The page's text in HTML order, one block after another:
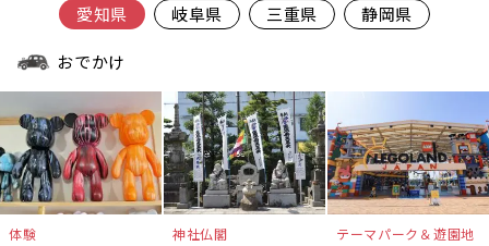
愛知県 岐阜県 三重県 静岡県
おでかけ
体験 神社仏閣 テーマパーク＆遊園地